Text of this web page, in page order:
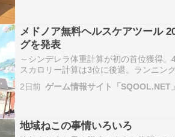
メドノア無料ヘルスケアツール
グを発表
～シンデレラ体重計算が初の首位獲得
スカロリー計算は3位に後退。ランニン
唯一大幅増～ 日常の健康管理に役立つ
スケアツール（ https://
2日前 ゲーム情報サイト「SQOOL.NET
地域ねこの事情いろいろ